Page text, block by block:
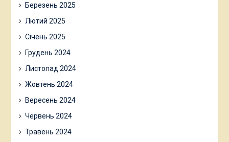
Березень 2025
Лютий 2025
Січень 2025
Грудень 2024
Листопад 2024
Жовтень 2024
Вересень 2024
Червень 2024
Травень 2024